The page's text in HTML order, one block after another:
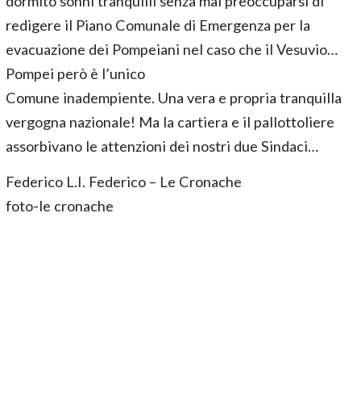
redigere il Piano Comunale di Emergenza per la
evacuazione dei Pompeiani nel caso che il Vesuvio…
Pompei però è l’unico
Comune inadempiente. Una vera e propria tranquilla
vergogna nazionale! Ma la cartiera e il pallottoliere
assorbivano le attenzioni dei nostri due Sindaci…
Federico L.I. Federico – Le Cronache
foto-le cronache